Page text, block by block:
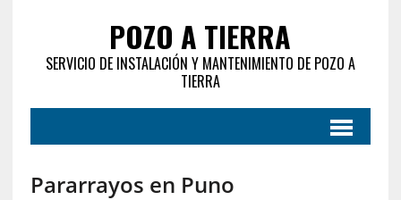
POZO A TIERRA
SERVICIO DE INSTALACIÓN Y MANTENIMIENTO DE POZO A
TIERRA
Pararrayos en Puno